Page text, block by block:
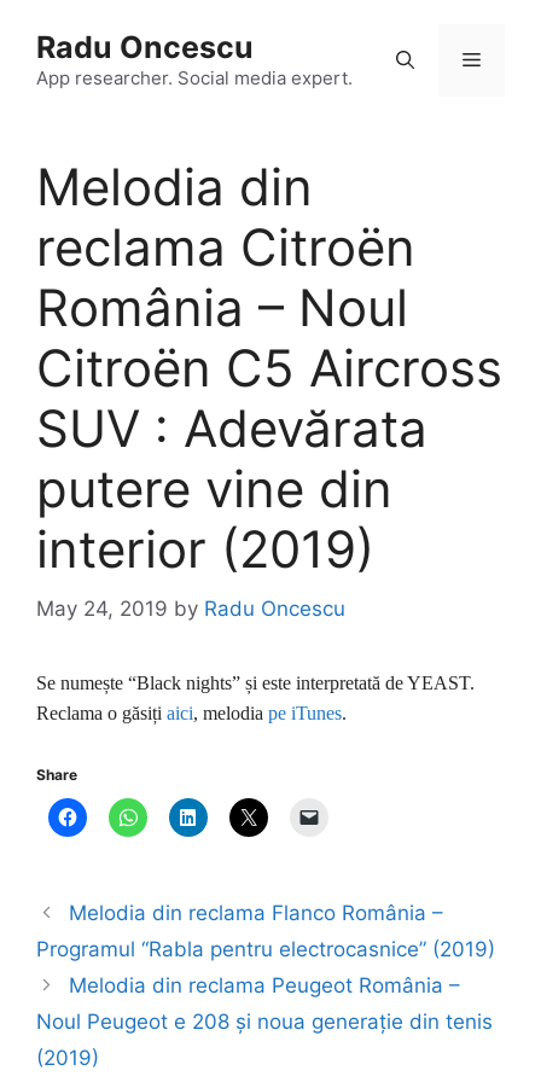
content
Radu Oncescu
App researcher. Social media expert.
Menu
Melodia din
reclama Citroën
România – Noul
Citroën C5 Aircross
SUV : Adevărata
putere vine din
interior (2019)
May 24, 2019 by Radu Oncescu
Se numește “Black nights” și este interpretată de YEAST.
Reclama o găsiți aici, melodia pe iTunes.
Share
Melodia din reclama Flanco România –
Programul “Rabla pentru electrocasnice” (2019)
Melodia din reclama Peugeot România –
Noul Peugeot e 208 și noua generație din tenis
(2019)